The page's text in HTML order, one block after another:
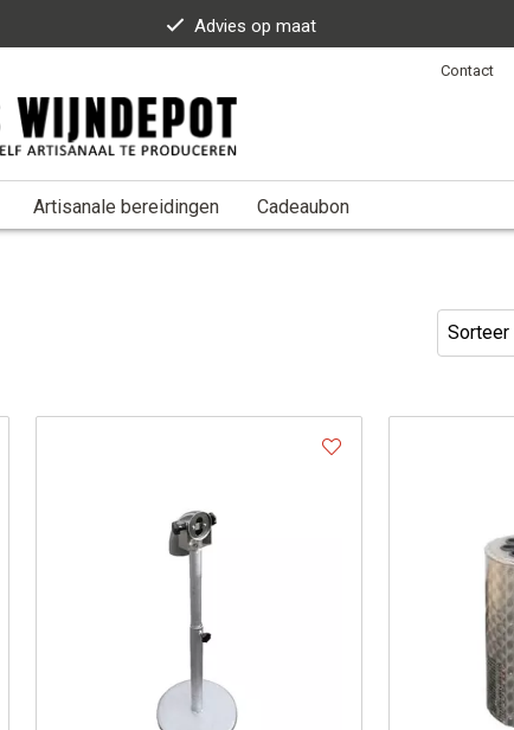
Advies op maat
Contact
Artisanale bereidingen Cadeaubon